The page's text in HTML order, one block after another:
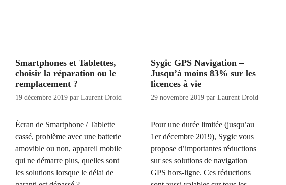
Smartphones et Tablettes,
choisir la réparation ou le
remplacement ?
19 décembre 2019 par Laurent Droid
Écran de Smartphone / Tablette
cassé, problème avec une batterie
amovible ou non, appareil mobile
qui ne démarre plus, quelles sont
les solutions lorsque le délai de
Sygic GPS Navigation –
Jusqu’à moins 83% sur les
licences à vie
29 novembre 2019 par Laurent Droid
Pour une durée limitée (jusqu’au
1er décembre 2019), Sygic vous
propose d’importantes réductions
sur ses solutions de navigation
GPS hors-ligne. Ces réductions